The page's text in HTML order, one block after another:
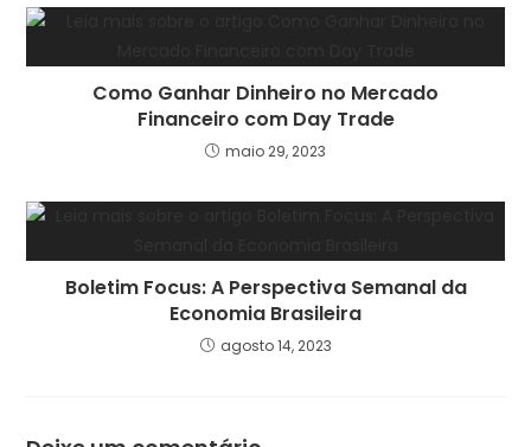
Como Ganhar Dinheiro no Mercado
Financeiro com Day Trade
maio 29, 2023
Boletim Focus: A Perspectiva Semanal da
Economia Brasileira
agosto 14, 2023